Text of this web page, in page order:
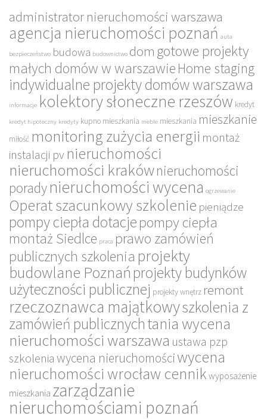
administrator nieruchomości warszawa
agencja nieruchomości poznań auta
bezpieczeństwo budowa budownictwo dom gotowe projekty
małych domów w warszawie Home staging
indywidualne projekty domów warszawa
informacje kolektory słoneczne rzeszów kredyt
kredyt hipoteczny kredyty kupno mieszkania meble mieszkania mieszkanie
miłość monitoring zużycia energii montaż
instalacji pv nieruchomości
nieruchomości krakównieruchomości
poradynieruchomości wycena ogrzewanie
Operat szacunkowy szkolenie pieniądze
pompy ciepła dotacjepompy ciepła
montaż Siedlce praca prawo zamówień
publicznych szkolenia projekty
budowlane Poznańprojekty budynków
użyteczności publicznej projekty wnętrz remont
rzeczoznawca majątkowyszkolenia z
zamówień publicznychtania wycena
nieruchomości warszawa ustawa pzp
szkolenia wycena nieruchomościwycena
nieruchomości wrocław cennik wyposażenie
mieszkania zarządzanie
nieruchomościami poznań